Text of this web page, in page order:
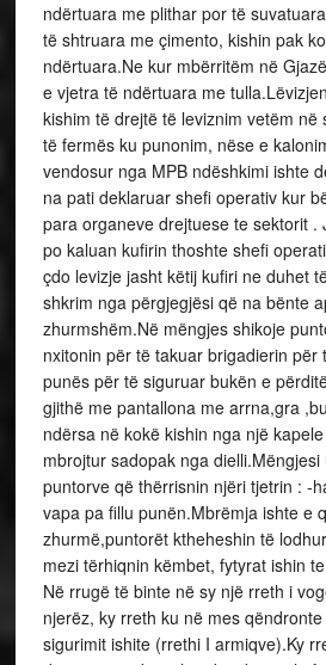
ndërtuara me plithar por të
të shtruara me çimento, kishin pak
ndërtuara.Ne kur mbërritëm në
e vjetra të ndërtuara me
kishim të drejtë të leviznim vetëm në
të fermës ku punonim, nëse e
vendosur nga MPB ndëshkimi ishte
na pati deklaruar shefi operativ kur
para organeve drejtuese te sektorit .
po kaluan kufirin thoshte shefi
çdo levizje jasht këtij kufiri ne duhet
shkrim nga përgjegjësi që na bënte
zhurmshëm.Në mëngjes shikoje
nxitonin për të takuar brigadierin për
punës për të siguruar bukën e
gjithë me pantallona me arrna,gra
ndërsa në kokë kishin nga një
mbrojtur sadopak nga
puntorve që thërrisnin njëri tjetrin : -
vapa pa fillu punën.Mbrëmja ishte e
zhurmë,puntorët ktheheshin të
mezi tërhiqnin këmbet, fytyrat ishin
Në rrugë të binte në sy një rreth i
njerëz, ky rreth ku në mes
sigurimit ishite (rrethi I armiqve).Ky